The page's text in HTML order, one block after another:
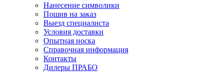
Нанесение символики
Пошив на заказ
Выезд специалиста
Условия доставки
Опытная носка
Справочная информация
Контакты
Дилеры ПРАБО